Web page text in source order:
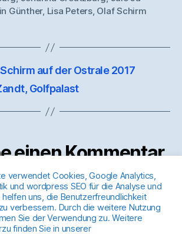
Günther, Lisa Peters, Olaf Schirm
auf der Ostrale 2017
Golfpalast
einen Kommentar
sein, um einen Kommentar
verwendet Cookies, Google Analytics,
und wordpress SEO für die Analyse und
uns, die Benutzerfreundlichkeit
verbessern. Durch die weitere Nutzung
Sie der Verwendung zu. Weitere
finden Sie in unserer